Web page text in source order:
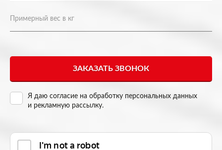
Я даю согласие на обработку персональных данных
и рекламную рассылку.